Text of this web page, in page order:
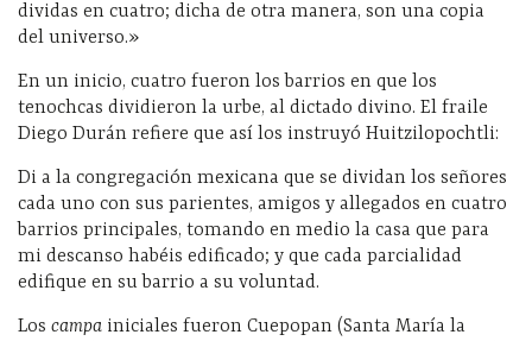
dividas en cuatro; dicha de otra manera, son una copia
del universo.»
En un inicio, cuatro fueron los barrios en que los
tenochcas dividieron la urbe, al dictado divino. El fraile
Diego Durán refiere que así los instruyó Huitzilopochtli:
Di a la congregación mexicana que se dividan los señores
cada uno con sus parientes, amigos y allegados en cuatro
barrios principales, tomando en medio la casa que para
mi descanso habéis edificado; y que cada parcialidad
edifique en su barrio a su voluntad.
Los campa iniciales fueron Cuepopan (Santa María la